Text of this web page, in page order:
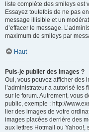
liste complète des smileys
Essayez toutefois de ne pas
message illisible et un
d’effacer le message.
maximum de smileys par
Haut
Puis-je publier des images ?
Oui, vous pouvez afficher des
l’administrateur a autorisé
sur le forum. Autrement, vous
public, exemple : http://
lier des images de votre
images placées derrière des
aux lettres Hotmail ou Yahoo!,